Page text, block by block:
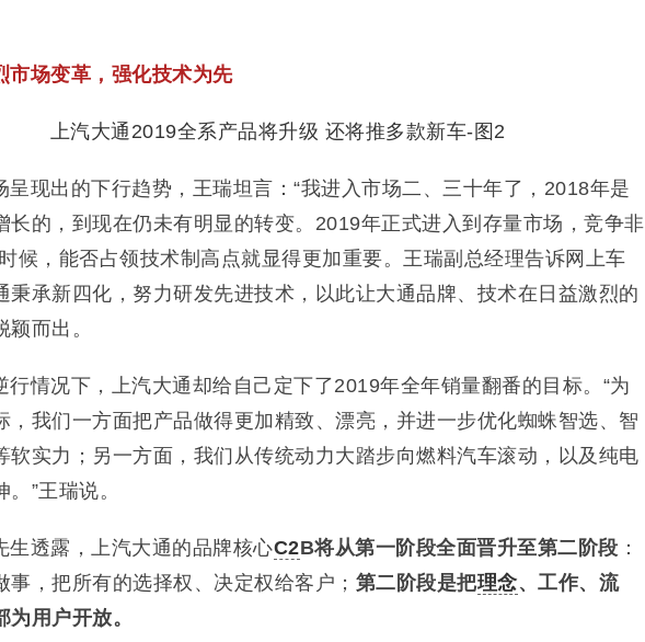
市场变革，强化技术为先
呈现出的下行趋势，王瑞坦言：“我进入市场二、三十年了，2018年是
长的，到现在仍未有明显的转变。2019年正式进入到存量市场，竞争非
候，能否占领技术制高点就显得更加重要。王瑞副总经理告诉网上车
秉承新四化，努力研发先进技术，以此让大通品牌、技术在日益激烈的
而出。
行情况下，上汽大通却给自己定下了2019年全年销量翻番的目标。“为
，我们一方面把产品做得更加精致、漂亮，并进一步优化蜘蛛智选、智
软实力；另一方面，我们从传统动力大踏步向燃料汽车滚动，以及纯电
”王瑞说。
生透露，上汽大通的品牌核心C2B将从第一阶段全面晋升至第二阶段 ：
事，把所有的选择权、决定权给客户； 第二阶段是把理念、工作、流
用户开放。